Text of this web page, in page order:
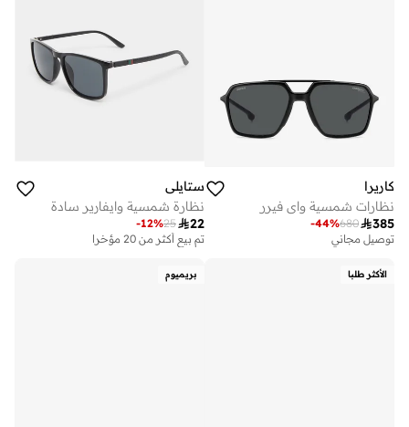
كاريرا
نظارات شمسية واي فيرر
385
680
-44%
توصيل مجاني
ستايلي
نظارة شمسية وايفارير سادة
22
25
-12%
تم بيع أكثر من 20 مؤخرا
على وشك النفاد
الأكثر طلبا بريميوم